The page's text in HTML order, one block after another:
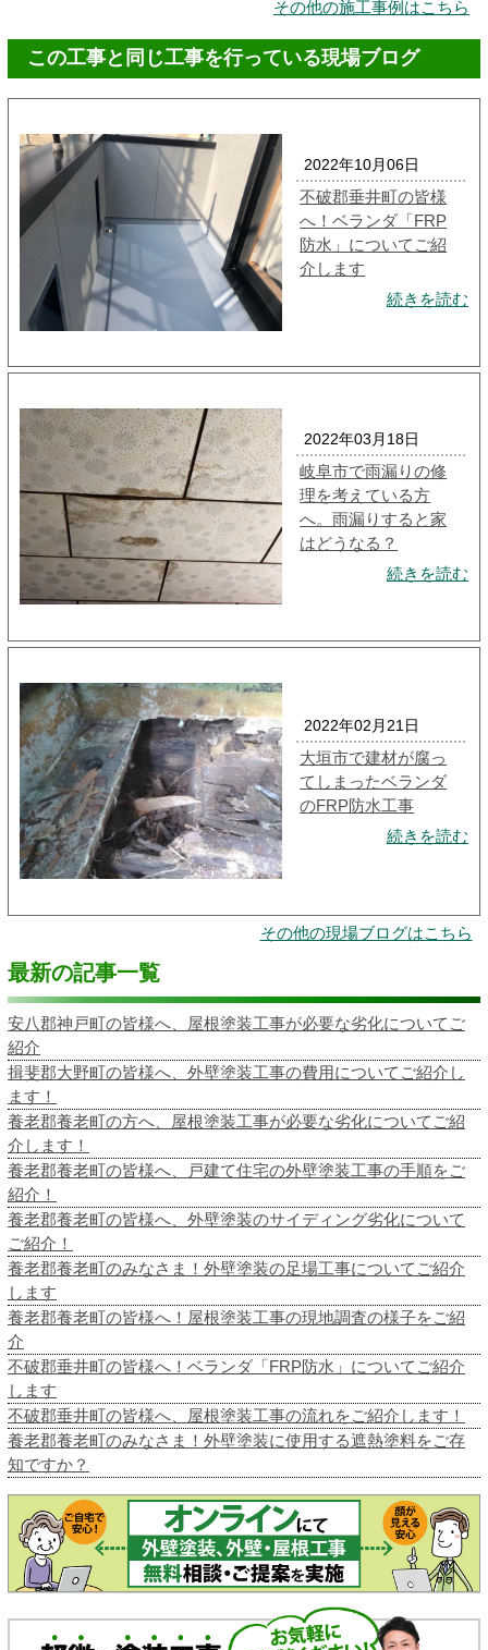
その他の施工事例はこちら
この工事と同じ工事を行っている現場ブログ
2022年10月06日
不破郡垂井町の皆様
へ！ベランダ「FRP
防水」についてご紹
介します
続きを読む
2022年03月18日
岐阜市で雨漏りの修
理を考えている方
へ。雨漏りすると家
はどうなる？
続きを読む
2022年02月21日
大垣市で建材が腐っ
てしまったベランダ
のFRP防水工事
続きを読む
その他の現場ブログはこちら
最新の記事一覧
安八郡神戸町の皆様へ、屋根塗装工事が必要な劣化についてご
紹介
揖斐郡大野町の皆様へ、外壁塗装工事の費用についてご紹介し
ます！
養老郡養老町の方へ、屋根塗装工事が必要な劣化についてご紹
介します！
養老郡養老町の皆様へ、戸建て住宅の外壁塗装工事の手順をご
紹介！
養老郡養老町の皆様へ、外壁塗装のサイディング劣化について
ご紹介！
養老郡養老町のみなさま！外壁塗装の足場工事についてご紹介
します
養老郡養老町の皆様へ！屋根塗装工事の現地調査の様子をご紹
介
不破郡垂井町の皆様へ！ベランダ「FRP防水」についてご紹介
します
不破郡垂井町の皆様へ、屋根塗装工事の流れをご紹介します！
養老郡養老町のみなさま！外壁塗装に使用する遮熱塗料をご存
知ですか？